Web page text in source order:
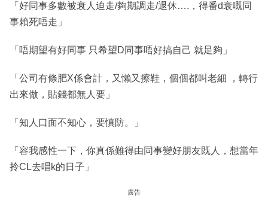
「好同事多數被衰人迫走/夠期調走/退休….，得番d衰嘅同
事賴死唔走」
「唔期望有好同事 只希望D同事唔好搞自己 就足夠」
「公司有條肥X係會計，又懶又擦鞋，個個都叫老細 ，轉行
出來做，貼錢都無人要」
「知人口面不知心，要慎防。」
「容我感性一下，你真係難得由同事變好朋友既人，想當年
拎CL去唱k的日子」
廣告